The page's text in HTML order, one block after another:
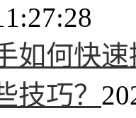
如何快
技巧？